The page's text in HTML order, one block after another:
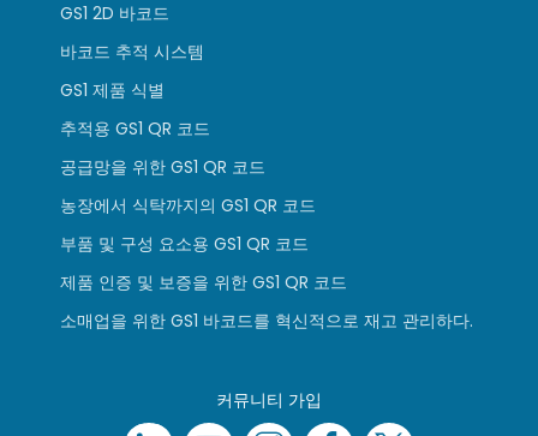
GS1 2D 바코드
바코드 추적 시스템
GS1 제품 식별
추적용 GS1 QR 코드
공급망을 위한 GS1 QR 코드
농장에서 식탁까지의 GS1 QR 코드
부품 및 구성 요소용 GS1 QR 코드
제품 인증 및 보증을 위한 GS1 QR 코드
소매업을 위한 GS1 바코드를 혁신적으로 재고 관리하다.
커뮤니티 가입